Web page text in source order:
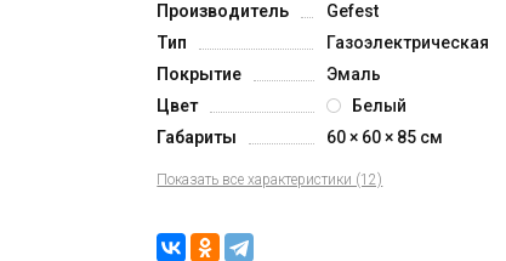
Производитель
Gefest
Тип
Газоэлектрическая
Покрытие
Эмаль
Цвет
Белый
Габариты
60 × 60 × 85 см
Показать все характеристики (12)